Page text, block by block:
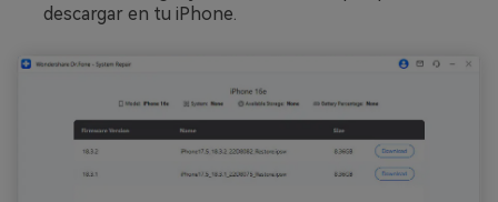
descargar en tu iPhone.